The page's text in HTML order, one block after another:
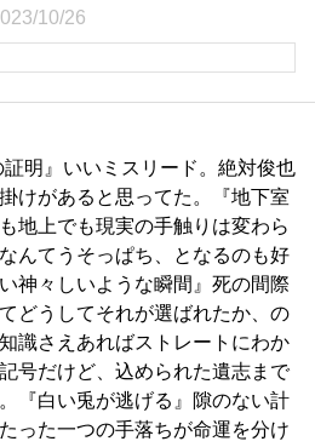
10/26
証明』いいミスリード。絶対俊也
けがあると思ってた。『地下室
地上でも現実の手触りは変わら
んてうそっぱち、となるのも好
神々しいような瞬間』死の間際
どうしてそれが選ばれたか、の
識さえあればストレートにわか
号だけど、込められた遺志まで
『白い兎が逃げる』隙のない計
った一つの手落ちが命運を分け